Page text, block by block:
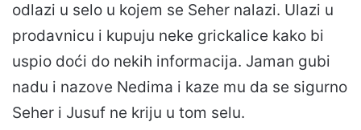
odlazi u selo u kojem se Seher nalazi. Ulazi u
prodavnicu i kupuju neke grickalice kako bi
uspio doći do nekih informacija. Jaman gubi
nadu i nazove Nedima i kaze mu da se sigurno
Seher i Jusuf ne kriju u tom selu.